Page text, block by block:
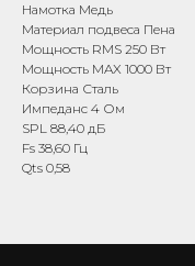
Намотка Медь
Материал подвеса Пена
Мощность RMS 250 Вт
Мощность MAX 1000 Вт
Корзина Сталь
Импеданс 4 Ом
SPL 88,40 дБ
Fs 38,60 Гц
Qts 0,58